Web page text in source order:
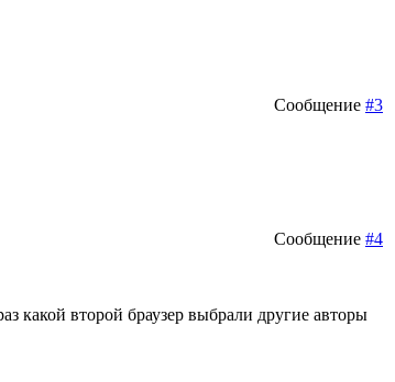
Сообщение #3
Сообщение #4
какой второй браузер выбрали другие авторы